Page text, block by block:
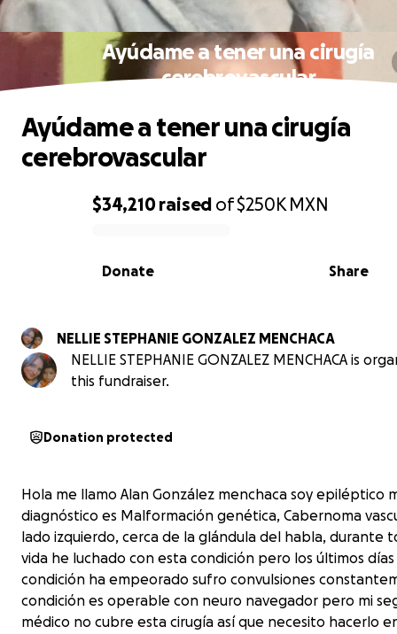
Ayúdame a tener una cirugía
cerebrovascular
0% complete
$34,210raised of$250K MXN
Share
Donate
Ayúdame a tener una cirugía
cerebrovascular
NELLIE STEPHANIE GONZALEZ MENCHACA
NELLIE STEPHANIE GONZALEZ MENCHACA is
this fundraiser.
Donation protected
Hola me llamo Alan González menchaca soy epiléptico
diagnóstico es Malformación genética, Cabernoma
lado izquierdo, cerca de la glándula del habla, durante
vida he luchado con esta condición pero los últimos días
condición ha empeorado sufro convulsiones
condición es operable con neuro navegador pero mi
médico no cubre esta cirugía así que necesito hacerlo